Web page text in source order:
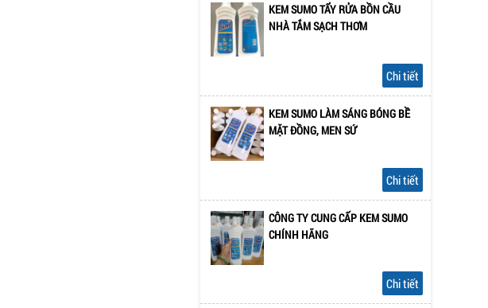
KEM SUMO TẨY RỬA BỒN CẦU
NHÀ TẮM SẠCH THƠM
Chi tiết
KEM SUMO LÀM SÁNG BÓNG BỀ
MẶT ĐỒNG, MEN SỨ
Chi tiết
CÔNG TY CUNG CẤP KEM SUMO
CHÍNH HÃNG
Chi tiết